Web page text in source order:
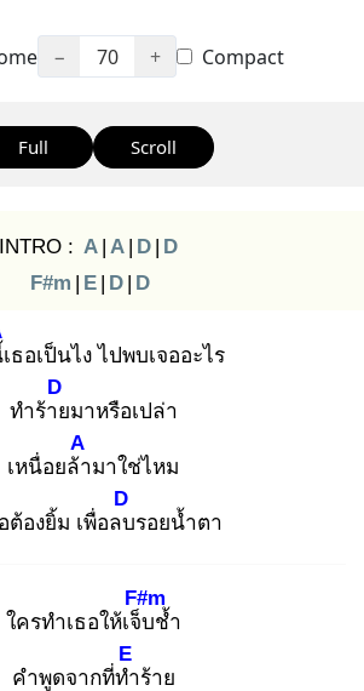
− 70 + Compact
Full Scroll
INTRO : A | A | D | D
F#m | E | D | D
ธอเป็นไง ไปพบเจออะไร
ทำร้าย
D
มาหรือเปล่า
เหนื่อยล้า
A
มาใช่ไหม
ต้องยิ้ม เพื่อลบ
D
รอยน้ำตา
ใครทำเธอให้เจ็บ
F#m
ช้ำ
คำพูดจากที่ทำ
E
ร้าย